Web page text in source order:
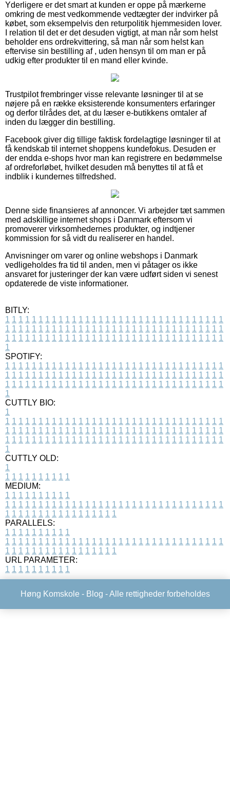
Yderligere er det smart at kunden er oppe på mærkerne
omkring de mest vedkommende vedtægter der indvirker på
købet, som eksempelvis den returpolitik hjemmesiden lover.
I relation til det er det desuden vigtigt, at man når som helst
beholder ens ordrekvittering, så man når som helst kan
eftervise sin bestilling af , uden hensyn til om man er på
udkig efter produkter til en mand eller kvinde.
Trustpilot frembringer visse relevante løsninger til at se
nøjere på en række eksisterende konsumenters erfaringer
og derfor tilrådes det, at du læser e-butikkens omtaler af
inden du lægger din bestilling.
Facebook giver dig tillige faktisk fordelagtige løsninger til at
få kendskab til internet shoppens kundefokus. Desuden er
der endda e-shops hvor man kan registrere en bedømmelse
af ordreforløbet, hvilket desuden må benyttes til at få et
indblik i kundernes tilfredshed.
Denne side finansieres af annoncer. Vi arbejder tæt sammen
med adskillige internet shops i Danmark eftersom vi
promoverer virksomhedernes produkter, og indtjener
kommission for så vidt du realiserer en handel.
Anvisninger om varer og online webshops i Danmark
vedligeholdes fra tid til anden, men vi påtager os ikke
ansvaret for justeringer der kan være udført siden vi senest
opdaterede de viste informationer.
BITLY:
1 1 1 1 1 1 1 1 1 1 1 1 1 1 1 1 1 1 1 1 1 1 1 1 1 1 1 1 1 1 1 1 1
1 1 1 1 1 1 1 1 1 1 1 1 1 1 1 1 1 1 1 1 1 1 1 1 1 1 1 1 1 1 1 1 1
1 1 1 1 1 1 1 1 1 1 1 1 1 1 1 1 1 1 1 1 1 1 1 1 1 1 1 1 1 1 1 1 1
1
SPOTIFY:
1 1 1 1 1 1 1 1 1 1 1 1 1 1 1 1 1 1 1 1 1 1 1 1 1 1 1 1 1 1 1 1 1
1 1 1 1 1 1 1 1 1 1 1 1 1 1 1 1 1 1 1 1 1 1 1 1 1 1 1 1 1 1 1 1 1
1 1 1 1 1 1 1 1 1 1 1 1 1 1 1 1 1 1 1 1 1 1 1 1 1 1 1 1 1 1 1 1 1
1
CUTTLY BIO:
1
1 1 1 1 1 1 1 1 1 1 1 1 1 1 1 1 1 1 1 1 1 1 1 1 1 1 1 1 1 1 1 1 1
1 1 1 1 1 1 1 1 1 1 1 1 1 1 1 1 1 1 1 1 1 1 1 1 1 1 1 1 1 1 1 1 1
1 1 1 1 1 1 1 1 1 1 1 1 1 1 1 1 1 1 1 1 1 1 1 1 1 1 1 1 1 1 1 1 1
1
CUTTLY OLD:
1
1 1 1 1 1 1 1 1 1 1
MEDIUM:
1 1 1 1 1 1 1 1 1 1
1 1 1 1 1 1 1 1 1 1 1 1 1 1 1 1 1 1 1 1 1 1 1 1 1 1 1 1 1 1 1 1 1
1 1 1 1 1 1 1 1 1 1 1 1 1 1 1 1 1
PARALLELS:
1 1 1 1 1 1 1 1 1 1
1 1 1 1 1 1 1 1 1 1 1 1 1 1 1 1 1 1 1 1 1 1 1 1 1 1 1 1 1 1 1 1 1
1 1 1 1 1 1 1 1 1 1 1 1 1 1 1 1 1
URL PARAMETER:
1 1 1 1 1 1 1 1 1 1
Høng Komskole - Blog - Alle rettigheder forbeholdes